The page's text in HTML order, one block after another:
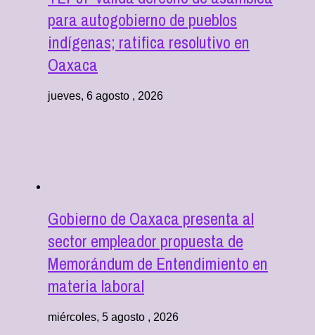
para autogobierno de pueblos
indígenas; ratifica resolutivo en
Oaxaca
jueves, 6 agosto , 2026
Gobierno de Oaxaca presenta al
sector empleador propuesta de
Memorándum de Entendimiento en
materia laboral
miércoles, 5 agosto , 2026